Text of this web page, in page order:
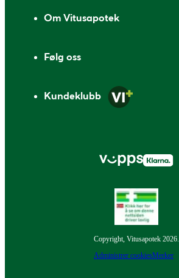
Om Vitusapotek
Følg oss
Kundeklubb
Copyright, Vitusapotek 2026.
Administrer cookiesMerker